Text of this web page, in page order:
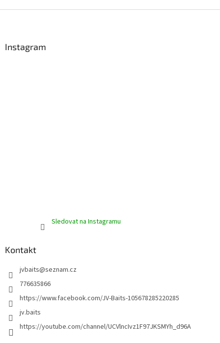
Instagram
Sledovat na Instagramu
Kontakt
jvbaits@seznam.cz
776635866
https://www.facebook.com/JV-Baits-105678285220285
jv.baits
https://youtube.com/channel/UCVlncIvz1F97JKSMYh_d96A